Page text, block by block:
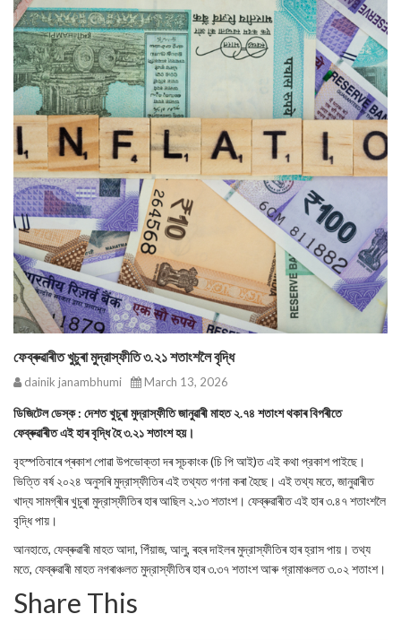
ফেব্ৰুৱাৰীত খুচুৰা মুদ্রাস্ফীতি ৩.২১ শতাংশলৈ বৃদ্ধি
dainik janambhumi March 13, 2026
ডিজিটেল ডেস্ক : দেশত খুচুৰা মুদ্রাস্ফীতি জানুৱাৰী মাহত ২.৭৪ শতাংশ থকাৰ বিপৰীতে
ফেব্ৰুৱাৰীত এই হাৰ বৃদ্ধি হৈ ৩.২১ শতাংশ হয়।
বৃহস্পতিবাৰে প্ৰকাশ পোৱা উপভোক্তা দৰ সূচকাংক (চি পি আই)ত এই কথা প্রকাশ পাইছে।
ভিত্তি বর্ষ ২০২৪ অনুসৰি মুদ্রাস্ফীতিৰ এই তথ্যত গণনা কৰা হৈছে। এই তথ্য মতে, জানুৱাৰীত
খাদ্য সামগ্ৰীৰ খুচুৰা মুদ্রাস্ফীতিৰ হাৰ আছিল ২.১৩ শতাংশ। ফেব্ৰুৱাৰীত এই হাৰ ৩.৪৭ শতাংশলৈ
বৃদ্ধি পায়।
আনহাতে, ফেব্ৰুৱাৰী মাহত আদা, পিঁয়াজ, আলু, ৰহৰ দাইলৰ মুদ্রাস্ফীতিৰ হাৰ হ্রাস পায়। তথ্য
মতে, ফেব্ৰুৱাৰী মাহত নগৰাঞ্চলত মুদ্রাস্ফীতিৰ হাৰ ৩.৩৭ শতাংশ আৰু গ্রামাঞ্চলত ৩.০২ শতাংশ।
Share This